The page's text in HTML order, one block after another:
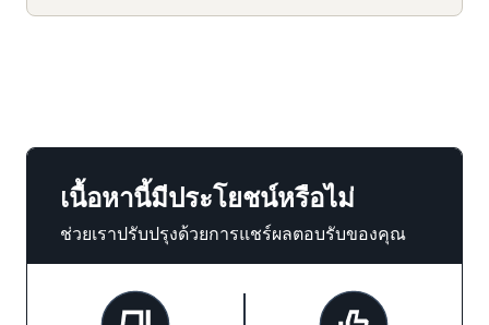
เนื้อหานี้มีประโยชน์หรือไม่
ช่วยเราปรับปรุงด้วยการแชร์ผลตอบรับของคุณ